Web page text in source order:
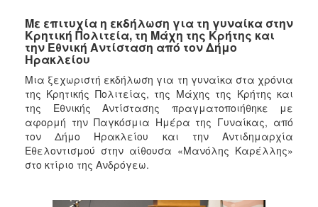
ΕΠΙΣΚΕΠΤΗΣ
ΗΡΑΚΛΕΙΟ
Με επιτυχία η εκδήλωση για τη γυναίκα στην
Κρητική Πολιτεία, τη Μάχη της Κρήτης και
την Εθνική Αντίσταση από τον Δήμο
Ηρακλείου
Μια ξεχωριστή εκδήλωση για τη γυναίκα στα χρόνια
της Κρητικής Πολιτείας, της Μάχης της Κρήτης και
της Εθνικής Αντίστασης πραγματοποιήθηκε με
αφορμή την Παγκόσμια Ημέρα της Γυναίκας, από
τον Δήμο Ηρακλείου και την Αντιδημαρχία
Εθελοντισμού στην αίθουσα «Μανόλης Καρέλλης»
στο κτίριο της Ανδρόγεω.